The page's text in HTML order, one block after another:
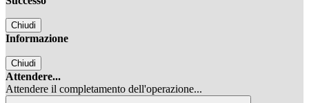
Chiudi
Informazione
Chiudi
Attendere...
Attendere il completamento dell'operazione...